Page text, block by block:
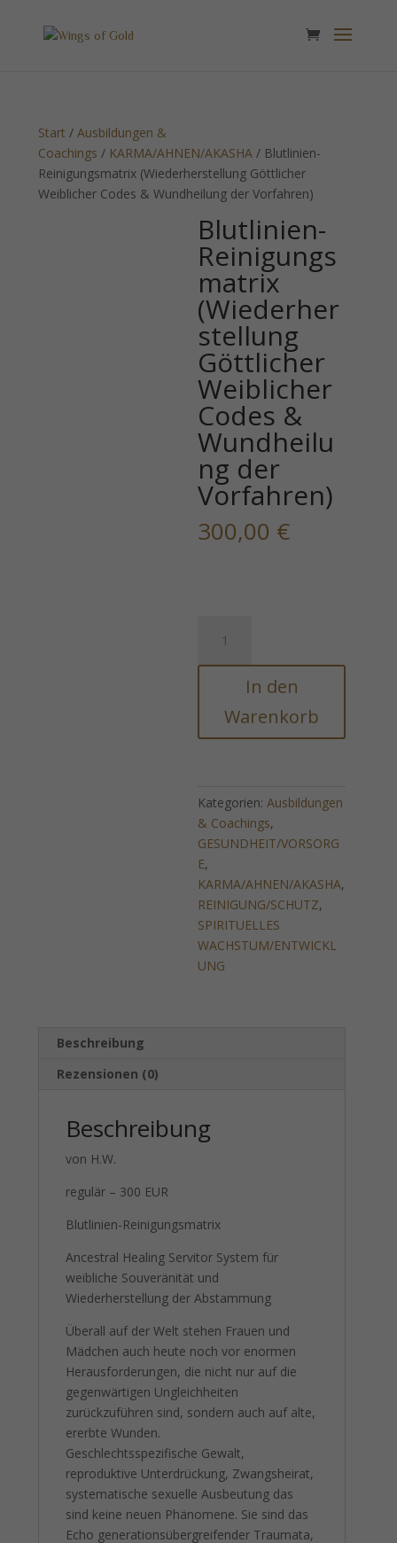
Start /Ausbildungen &
Coachings / KARMA/AHNEN/AKASHA / Blutlinien-
Reinigungsmatrix (Wiederherstellung Göttlicher
Weiblicher Codes & Wundheilung der Vorfahren)
Blutlinien-
Reinigungs
matrix
(Wiederher
stellung
Göttlicher
Weiblicher
Codes &
Wundheilu
ng der
Vorfahren)
300,00 €
Reinigungsmatrix
(Wiederherstellung
Göttlicher
Codes
Vorfahren)
Menge
In den
Warenkorb
Kategorien:Ausbildungen
& Coachings,
GESUNDHEIT/VORSORG
E,
KARMA/AHNEN/AKASHA,
REINIGUNG/SCHUTZ,
SPIRITUELLES
WACHSTUM/ENTWICKL
UNG
Beschreibung
Rezensionen (0)
Beschreibung
von H.W.
regulär – 300 EUR
Blutlinien-Reinigungsmatrix
Ancestral Healing Servitor System für
weibliche Souveränität und
Wiederherstellung der Abstammung
Überall auf der Welt stehen Frauen und
Mädchen auch heute noch vor enormen
Herausforderungen, die nicht nur auf die
gegenwärtigen Ungleichheiten
zurückzuführen sind, sondern auch auf alte,
ererbte Wunden.
Geschlechtsspezifische Gewalt,
reproduktive Unterdrückung, Zwangsheirat,
systematische sexuelle Ausbeutung das
sind keine neuen Phänomene. Sie sind das
Echo generationsübergreifender Traumata,